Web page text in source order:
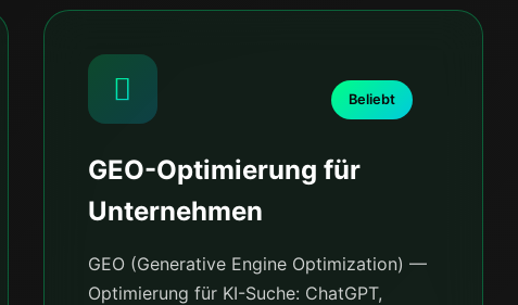
Beliebt
GEO-Optimierung für
Unternehmen
GEO (Generative Engine Optimization) —
Optimierung für KI-Suche: ChatGPT,